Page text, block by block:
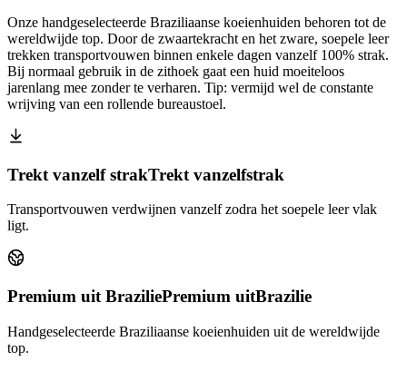
Onze handgeselecteerde Braziliaanse koeienhuiden behoren tot de
wereldwijde top. Door de zwaartekracht en het zware, soepele leer
trekken transportvouwen binnen enkele dagen vanzelf 100% strak.
Bij normaal gebruik in de zithoek gaat een huid moeiteloos
jarenlang mee zonder te verharen. Tip: vermijd wel de constante
wrijving van een rollende bureaustoel.
Trekt vanzelf strakTrekt vanzelfstrak
Transportvouwen verdwijnen vanzelf zodra het soepele leer vlak
ligt.
Premium uit BraziliePremium uitBrazilie
Handgeselecteerde Braziliaanse koeienhuiden uit de wereldwijde
top.